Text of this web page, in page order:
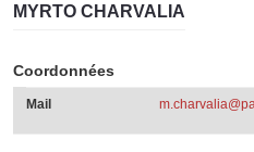
MYRTO CHARVALIA
Coordonnées
Mail